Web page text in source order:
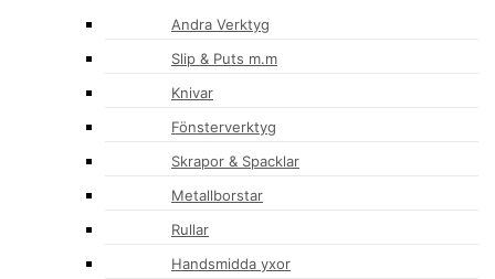
Andra Verktyg
Slip & Puts m.m
Knivar
Fönsterverktyg
Skrapor & Spacklar
Metallborstar
Rullar
Handsmidda yxor